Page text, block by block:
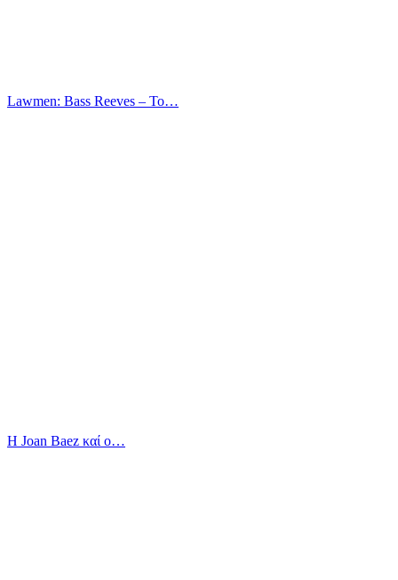
Lawmen: Bass Reeves – Το…
Η Joan Baez καί ο…